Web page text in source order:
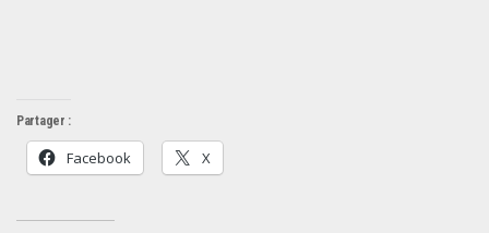
Partager :
Facebook X